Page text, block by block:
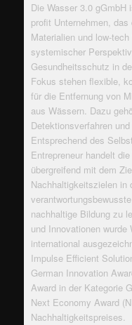
Die Wasser 3.0 gGmbH
profit Unternehmen,
Materialien und low-
systemischer
Gesundheitsschutz in
Fokus stehen flexible,
für die Entfernung von
aus Wässern. Dazu
Detektionsverfahren
Entsprechend des
Entrepreneur handelt
übergreifend mit dem
Nachhaltigkeitszielen in
nachhaltige Bildung zu
und Innovationen
international
Impulse Efficient
German Innovation
Award in der Kategorie
Next Economy Award
Nachhaltigkeitspreises.